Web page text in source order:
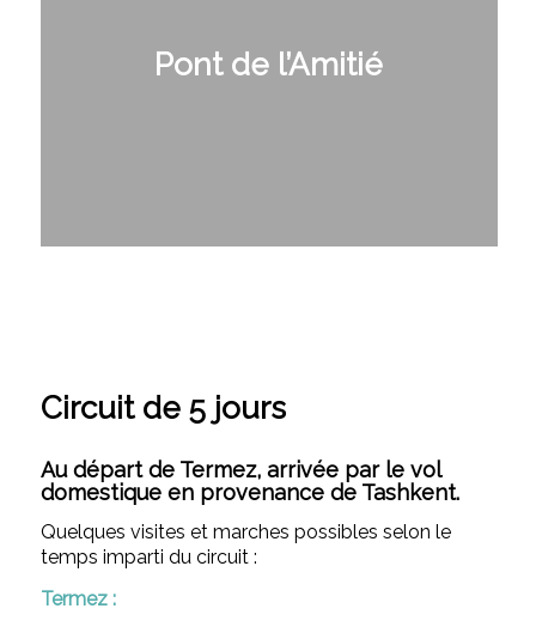
Pont de l’Amitié
Circuit de 5 jours
Au départ de Termez, arrivée par le vol
domestique en provenance de Tashkent.
Quelques visites et marches possibles selon le
temps imparti du circuit :
Termez :